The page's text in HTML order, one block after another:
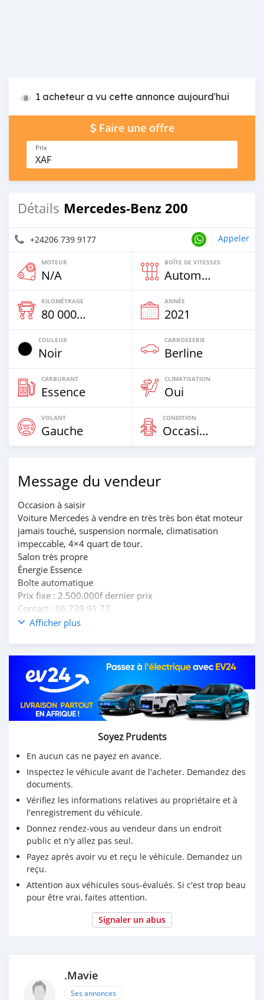
1 acheteur a vu cette annonce aujourd'hui
Faire une offre
Prix
XAF
Détails Mercedes-Benz 200
+24206 739 9177 Appeler
MOTEUR
N/A
BOÎTE DE VITESSES
Automatique
KILOMÉTRAGE
80 000 Km
ANNÉE
2021
COULEUR
Noir
CARROSSERIE
Berline
CARBURANT
Essence
CLIMATISATION
Oui
VOLANT
Gauche
CONDITION
Occasion
Message du vendeur
Occasion à saisir
Voiture Mercedes à vendre en très très bon état moteur
jamais touché, suspension normale, climatisation
impeccable, 4×4 quart de tour.
Salon très propre
Énergie Essence
Boîte automatique
Prix fixe : 2.500.000f dernier prix
Contact : 06.739.91.77
Visite obligatoire avec votre mécanicien
Afficher plus
Soyez Prudents
En aucun cas ne payez en avance.
Inspectez le véhicule avant de l'acheter. Demandez des
documents.
Vérifiez les informations relatives au propriétaire et à
l'enregistrement du véhicule.
Donnez rendez-vous au vendeur dans un endroit
public et n'y allez pas seul.
Payez après avoir vu et reçu le véhicule. Demandez un
reçu.
Attention aux véhicules sous-évalués. Si c'est trop beau
pour être vrai, faites attention.
Signaler un abus
.Mavie
Ses annonces